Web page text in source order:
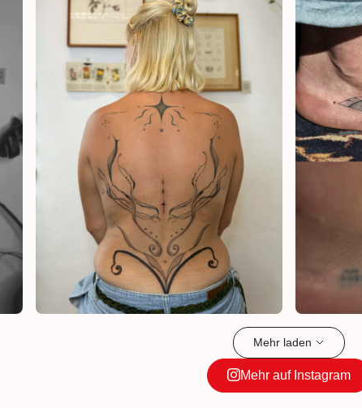
Mehr laden
Mehr auf Instagram